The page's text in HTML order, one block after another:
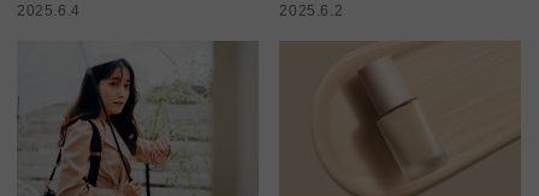
2025.6.4 2025.6.2